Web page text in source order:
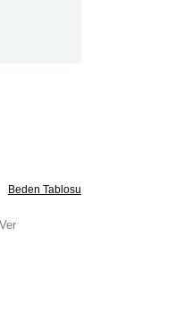
Beden Tablosu